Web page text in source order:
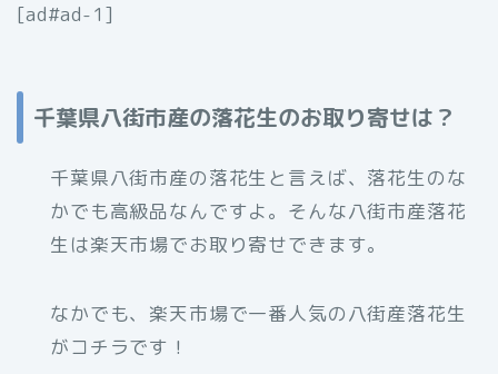
[ad#ad-1]
千葉県八街市産の落花生のお取り寄せは？
千葉県八街市産の落花生と言えば、落花生のな
かでも高級品なんですよ。そんな八街市産落花
生は楽天市場でお取り寄せできます。
なかでも、楽天市場で一番人気の八街産落花生
がコチラです！